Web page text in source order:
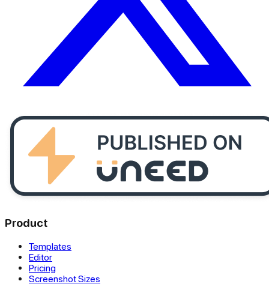
Product
Templates
Editor
Pricing
Screenshot Sizes